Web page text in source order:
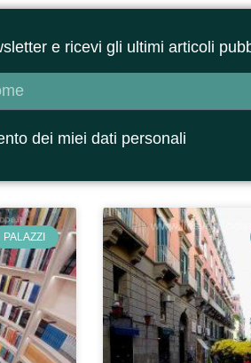
e ricevi gli ultimi articoli
dei miei dati personali
PALAZZI